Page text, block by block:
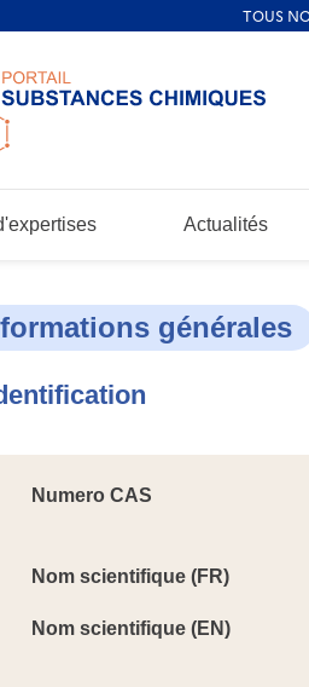
Actualités
générales
Numero CAS
Nom scientifique (FR)
Nom scientifique (EN)